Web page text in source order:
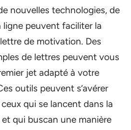
nouvelles technologies, de
peuvent faciliter la
de motivation. Des
de lettres peuvent vous
jet adapté à votre
outils peuvent s’avérer
qui se lancent dans la
et qui buscan une manière